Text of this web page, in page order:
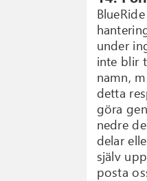
under
inte blir
namn,
detta
göra
nedre
delar
själv
posta